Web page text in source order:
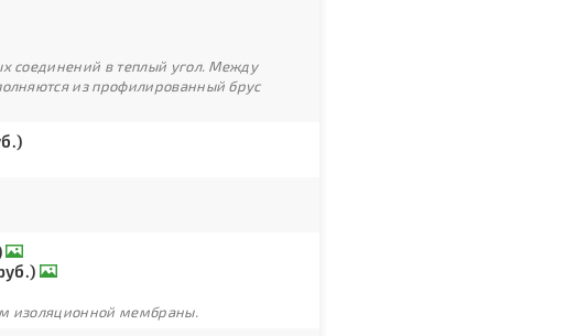
соединений в теплый угол. Между
из профилированный брус
изоляционной мембраны.